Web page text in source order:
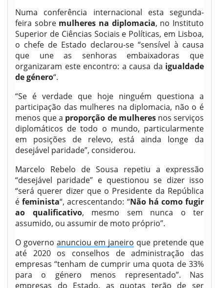
Numa conferência internacional esta segunda-
feira sobre mulheres na diplomacia, no Instituto
Superior de Ciências Sociais e Políticas, em Lisboa,
o chefe de Estado declarou-se “sensível à causa
que une as senhoras embaixadoras que
organizaram este encontro: a causa da igualdade
de género“.
“Se é verdade que hoje ninguém questiona a
participação das mulheres na diplomacia, não o é
menos que a proporção de mulheresnos serviços
diplomáticos de todo o mundo, particularmente
em posições de relevo, está ainda longe da
desejável paridade”, considerou.
Marcelo Rebelo de Sousa repetiu a expressão
“desejável paridade” e questionou se dizer isso
“será querer dizer que o Presidente da República
éfeminista“, acrescentando: “Não há como fugir
ao qualificativo, mesmo sem nunca o ter
assumido, ou assumir de moto próprio”.
O governo anunciou em janeiro que pretende que
até 2020 os conselhos de administração das
empresas “tenham de cumprir uma quota de 33%
para o género menos representado”. Nas
empresas do Estado, as quotas terão de ser